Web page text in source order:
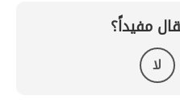
مفيداً؟
لا